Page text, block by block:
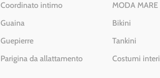
Coordinato intimo
Guaina
Guepierre
Parigina da allattamento
MODA MARE
Bikini
Tankini
Costumi interi